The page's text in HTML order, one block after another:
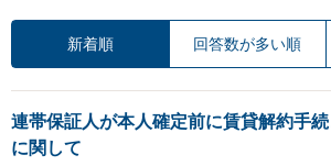
新着順 回答数が多い順
連帯保証人が本人確定前に賃貸解約手
に関して